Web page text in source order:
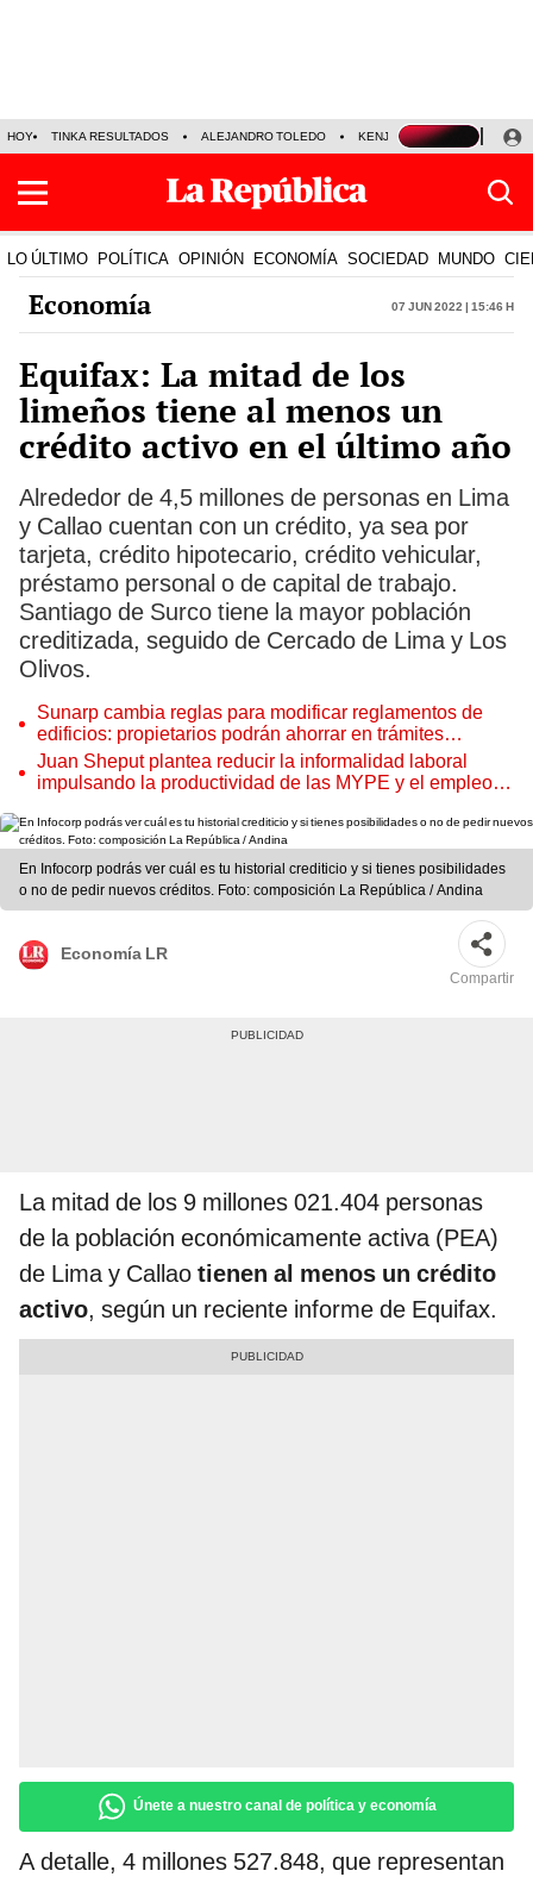
HOY TINKA RESULTADOS ALEJANDRO TOLEDO KENJI FUJIMORI
LO ÚLTIMO POLÍTICA OPINIÓN ECONOMÍA SOCIEDAD MUNDO
Economía 07 Jun 2022 | 15:46 h
Equifax: La mitad de los
limeños tiene al menos un
crédito activo en el último año
Alrededor de 4,5 millones de personas en Lima
y Callao cuentan con un crédito, ya sea por
tarjeta, crédito hipotecario, crédito vehicular,
préstamo personal o de capital de trabajo.
Santiago de Surco tiene la mayor población
creditizada, seguido de Cercado de Lima y Los
Olivos.
Sunarp cambia reglas para modificar reglamentos de
edificios: propietarios podrán ahorrar en trámites
notariales
Juan Sheput plantea reducir la informalidad laboral
impulsando la productividad de las MYPE y el empleo
En Infocorp podrás ver cuál es tu historial crediticio y si tienes posibilidades
o no de pedir nuevos créditos. Foto: composición La República / Andina
Economía LR
Compartir
La mitad de los 9 millones 021.404 personas
de la población económicamente activa (PEA)
de Lima y Callao tienen al menos un crédito
activo, según un reciente informe de Equifax.
Únete a nuestro canal de política y economía
A detalle, 4 millones 527.848, que representan